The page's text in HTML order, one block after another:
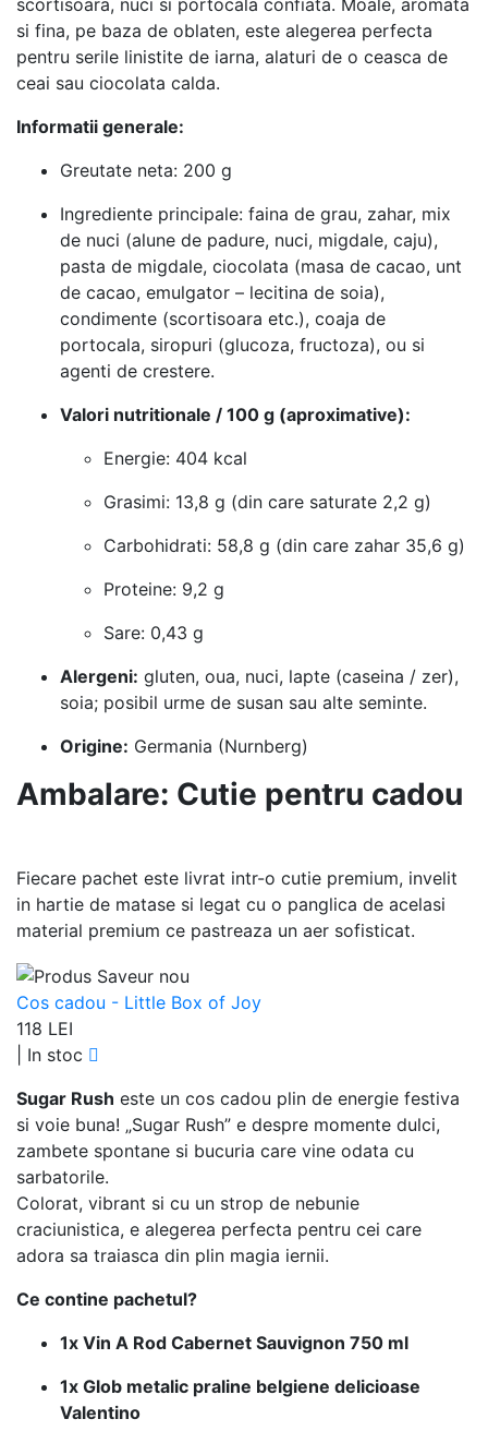
si fina, pe baza de oblaten, este alegerea perfecta
pentru serile linistite de iarna, alaturi de o ceasca de
ceai sau ciocolata calda.
Informatii generale:
Greutate neta: 200 g
Ingrediente principale: faina de grau, zahar, mix
de nuci (alune de padure, nuci, migdale, caju),
pasta de migdale, ciocolata (masa de cacao, unt
de cacao, emulgator – lecitina de soia),
condimente (scortisoara etc.), coaja de
portocala, siropuri (glucoza, fructoza), ou si
agenti de crestere.
Valori nutritionale / 100 g (aproximative):
Energie: 404 kcal
Grasimi: 13,8 g (din care saturate 2,2 g)
Carbohidrati: 58,8 g (din care zahar 35,6 g)
Proteine: 9,2 g
Sare: 0,43 g
Alergeni: gluten, oua, nuci, lapte (caseina / zer),
soia; posibil urme de susan sau alte seminte.
Origine: Germania (Nurnberg)
Ambalare: Cutie pentru cadou
Fiecare pachet este livrat intr-o cutie premium, invelit
in hartie de matase si legat cu o panglica de acelasi
material premium ce pastreaza un aer sofisticat.
Cos cadou - Little Box of Joy
118 LEI
In stoc
Sugar Rush este un cos cadou plin de energie festiva
si voie buna! „Sugar Rush” e despre momente dulci,
zambete spontane si bucuria care vine odata cu
sarbatorile.
Colorat, vibrant si cu un strop de nebunie
craciunistica, e alegerea perfecta pentru cei care
adora sa traiasca din plin magia iernii.
Ce contine pachetul?
1x Vin A Rod Cabernet Sauvignon 750 ml
1x Glob metalic praline belgiene delicioase
Valentino